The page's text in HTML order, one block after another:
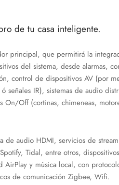
de tu casa inteligente.
principal, que permitirá la
del sistema, desde alarmas,
control de dispositivos AV (por
ó señales IR), sistemas de audio
On/Off (cortinas, chimeneas,
de audio HDMI, servicios de
Tidal, entre otros,
AirPlay y música local, con
de comunicación Zigbee, Wifi.